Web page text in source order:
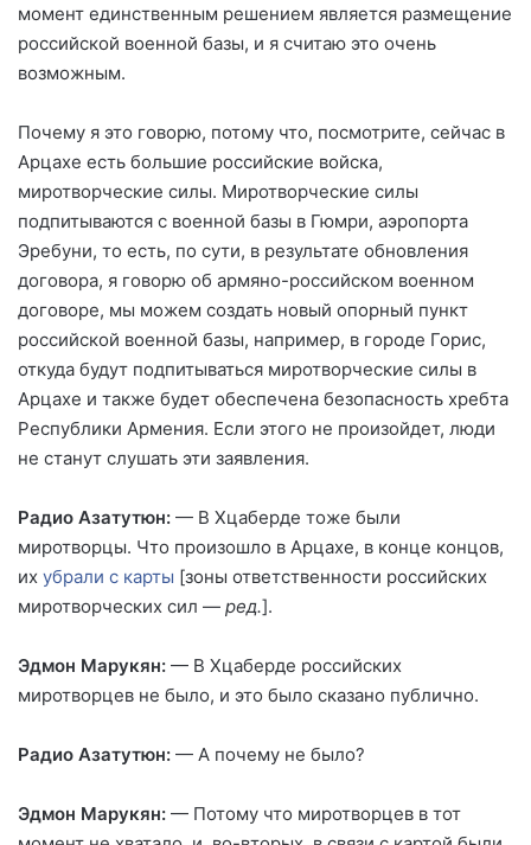
момент единственным решением является размещение
российской военной базы, и я считаю это очень
возможным.
Почему я это говорю, потому что, посмотрите, сейчас в
Арцахе есть большие российские войска,
миротворческие силы. Миротворческие силы
подпитываются с военной базы в Гюмри, аэропорта
Эребуни, то есть, по сути, в результате обновления
договора, я говорю об армяно-российском военном
договоре, мы можем создать новый опорный пункт
российской военной базы, например, в городе Горис,
откуда будут подпитываться миротворческие силы в
Арцахе и также будет обеспечена безопасность хребта
Республики Армения. Если этого не произойдет, люди
не станут слушать эти заявления.
Радио Азатутюн: — В Хцаберде тоже были
миротворцы. Что произошло в Арцахе, в конце концов,
их убрали с карты [зоны ответственности российских
миротворческих сил — ред.].
Эдмон Марукян: — В Хцаберде российских
миротворцев не было, и это было сказано публично.
Радио Азатутюн: — А почему не было?
Эдмон Марукян: — Потому что миротворцев в тот